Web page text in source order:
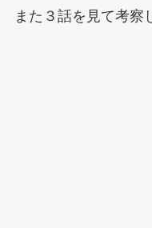
また３話を見て考察